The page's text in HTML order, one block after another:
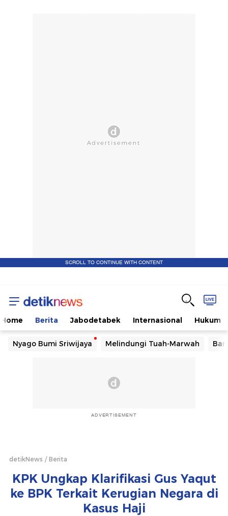
SCROLL TO CONTINUE WITH CONTENT
Home Berita Jabodetabek Internasional Hukum
Nyago Bumi Sriwijaya Melindungi Tuah-Marwah
ADVERTISEMENT
detikNews Berita
KPK Ungkap Klarifikasi Gus Yaqut
ke BPK Terkait Kerugian Negara di
Kasus Haji